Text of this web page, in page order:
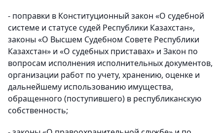
- поправки в Конституционный закон «О судебной
системе и статусе судей Республики Казахстан»,
законы «О Высшем Судебном Совете Республики
Казахстан» и «О судебных приставах» и Закон по
вопросам исполнения исполнительных документов,
организации работ по учету, хранению, оценке и
дальнейшему использованию имущества,
обращенного (поступившего) в республиканскую
собственность;